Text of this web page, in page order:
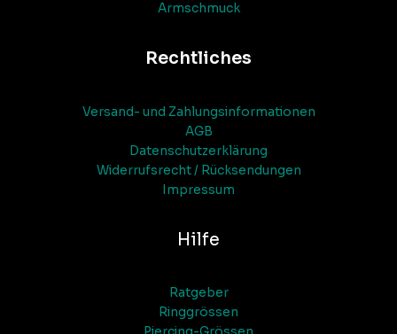
Armschmuck
Rechtliches
Versand- und Zahlungsinformationen
AGB
Datenschutzerklärung
Widerrufsrecht / Rücksendungen
Impressum
Hilfe
Ratgeber
Ringgrössen